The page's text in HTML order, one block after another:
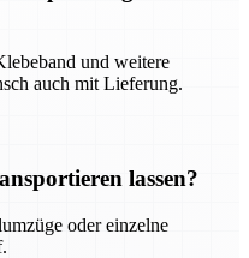
und weitere
auch mit Lieferung.
lassen?
oder einzelne